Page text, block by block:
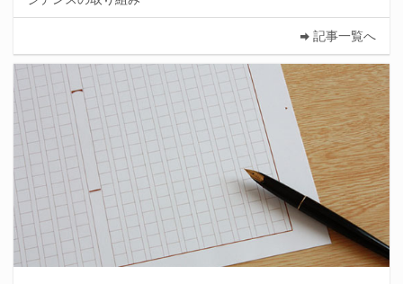
記事一覧へ